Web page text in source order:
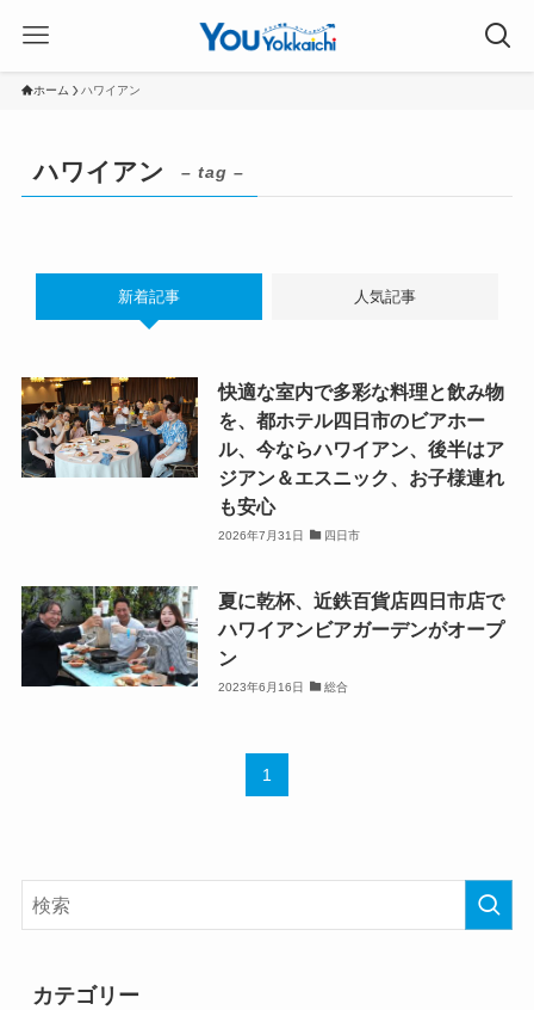
ホーム ハワイアン
ハワイアン – tag –
新着記事 人気記事
快適な室内で多彩な料理と飲み物
を、都ホテル四日市のビアホー
ル、今ならハワイアン、後半はア
ジアン＆エスニック、お子様連れ
も安心
2026年7月31日 四日市
夏に乾杯、近鉄百貨店四日市店で
ハワイアンビアガーデンがオープ
ン
2023年6月16日 総合
1
カテゴリー